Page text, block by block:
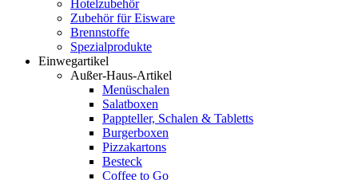
Hotelzubehör
Zubehör für Eisware
Brennstoffe
Spezialprodukte
Einwegartikel
Außer-Haus-Artikel
Menüschalen
Salatboxen
Pappteller, Schalen & Tabletts
Burgerboxen
Pizzakartons
Besteck
Coffee to Go